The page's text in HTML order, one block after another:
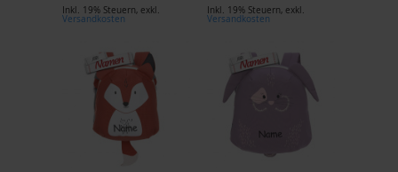
Inkl. 19% Steuern, exkl.
Versandkosten
Inkl. 19% Steuern, exkl.
Versandkosten